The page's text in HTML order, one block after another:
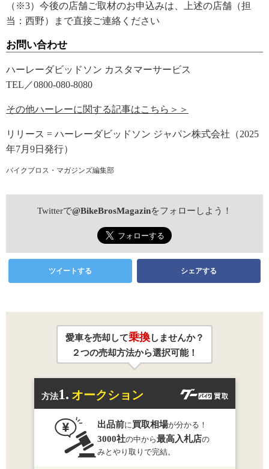
（※3）今後の店舗ご取材のお申込みは、上述の店舗（担
当：西野）まで直接ご連絡ください
お問い合わせ
ハーレーダビッドソン カスタマーサービス
TEL／0800-080-8080
その他ハーレーに関する記事はこちら＞＞
リリース = ハーレーダビッドソン ジャパン株式会社（2025
年7月9日発行）
バイクブロス・マガジンズ編集部
Twitterで@BikeBrosMagazinをフォローしよう！
ツイートする シェアする
愛車を売却して乗換しませんか？
２つの売却方法から選択可能！
方法1. オークション
出品前に買取相場が分かる！
3000社の中から最高入札店の
みとやり取りで完結。